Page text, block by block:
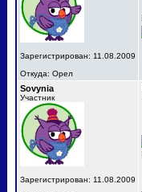
Зарегистрирован: 11.08.2009
Откуда: Орел
Sovynia
Участник
Зарегистрирован: 11.08.2009